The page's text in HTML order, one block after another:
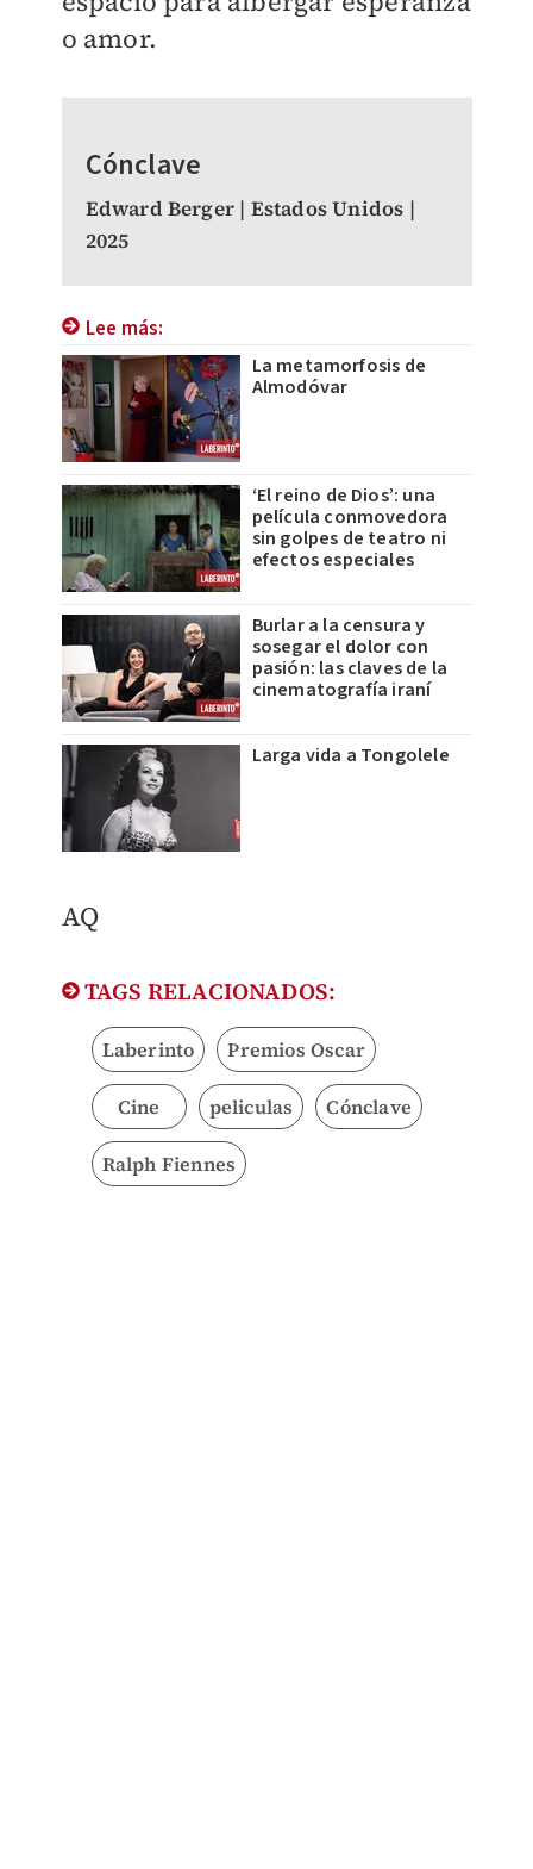
o amor.
Cónclave
Edward Berger | Estados Unidos |
2025
Lee más:
La metamorfosis de
Almodóvar
‘El reino de Dios’: una
película conmovedora
sin golpes de teatro ni
efectos especiales
Burlar a la censura y
sosegar el dolor con
pasión: las claves de la
cinematografía iraní
Larga vida a Tongolele
AQ
TAGS RELACIONADOS:
Laberinto Premios Oscar
Cine peliculas Cónclave
Ralph Fiennes